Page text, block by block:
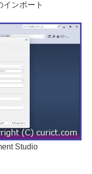
インポート
Studio